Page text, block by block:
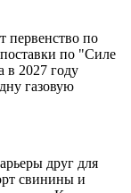
первенство по
по "Силе
в 2027 году
газовую
друг для
свинины и